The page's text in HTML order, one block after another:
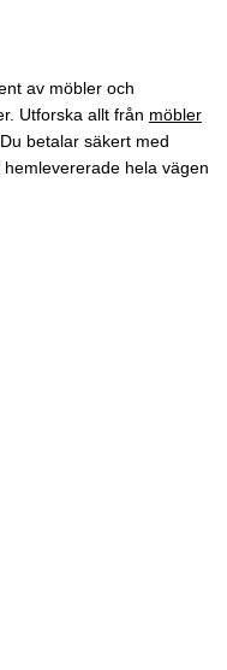
av möbler och
Utforska allt från möbler
. Du betalar säkert med
hela vägen